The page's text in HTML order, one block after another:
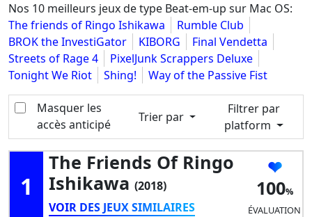
Nos 10 meilleurs jeux de type Beat-em-up sur Mac OS:
The friends of Ringo Ishikawa
Rumble Club
BROK the InvestiGator
KIBORG
Final Vendetta
Streets of Rage 4
PixelJunk Scrappers Deluxe
Tonight We Riot
Shing! Way of the Passive Fist
Masquer les
accès anticipé
Trier par
Filtrer par
platform
1
The Friends Of Ringo
Ishikawa (2018)
VOIR DES JEUX SIMILAIRES
100
ÉVALUATION